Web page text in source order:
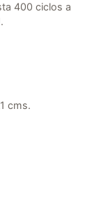
400 ciclos a
cms.